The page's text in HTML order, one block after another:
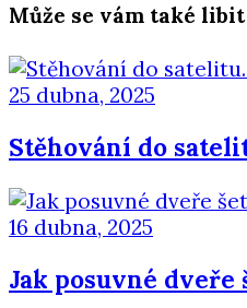
Může se vám také libit
25 dubna, 2025
Stěhování do
16 dubna, 2025
Jak posuvné